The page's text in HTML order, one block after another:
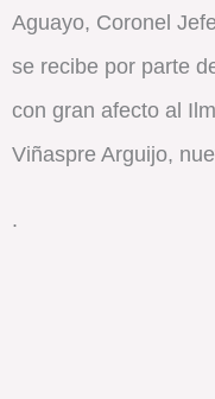
Aguayo, Coronel
se recibe por parte
con gran afecto al
Viñaspre Arguijo,
.